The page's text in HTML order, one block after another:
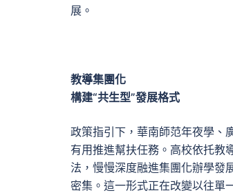
展。
教導集團化
構建“共生型”發展格式
政策指引下，華南師范年夜學、
有用推進幫扶任務。高校依托教
法，慢慢深度融進集團化辦學發
密集。這一形式正在改變以往單